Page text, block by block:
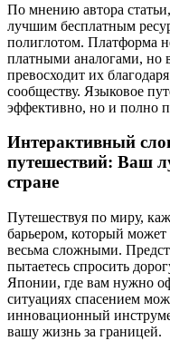
По мнению автора
лучшим бесплатным
полиглотом. Платформа
платными аналогами, но
превосходит их
сообществу. Языковое
эффективно, но и полно
Интерактивный
путешествий: Ваш
стране
Путешествуя по миру,
барьером, который может
весьма сложными.
пытаетесь спросить
Японии, где вам нужно
ситуациях спасением
инновационный
вашу жизнь за границей.